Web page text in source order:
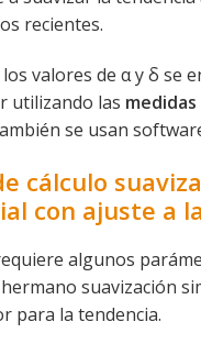
recientes.
valores de α y δ se
utilizando las
se usan
cálculo
con ajuste a
algunos
suavización
para la tendencia.